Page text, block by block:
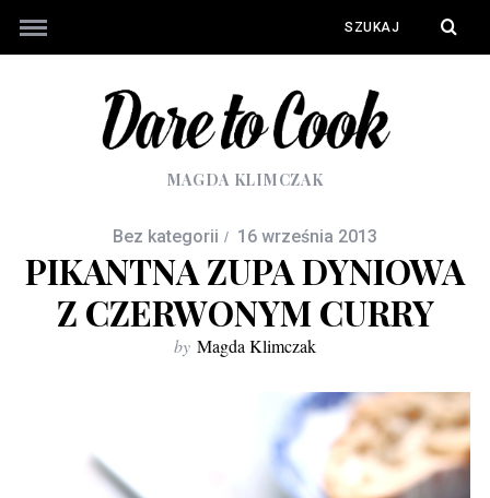
MAGDA KLIMCZAK
Bez kategorii 16 września 2013
PIKANTNA ZUPA DYNIOWA
Z CZERWONYM CURRY
by Magda Klimczak